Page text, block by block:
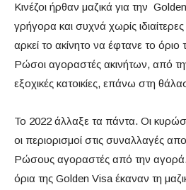
Κινέζοι ήρθαν μαζικά για την
γρήγορα και συχνά χωρίς
αρκεί το ακίνητο να έφτανε το
Ρώσοι αγοραστές ακινήτων, από
εξοχικές κατοικίες, επάνω στη
Το 2022 άλλαξε τα πάντα. Οι
οι περιορισμοί στις συναλλαγές
Ρώσους αγοραστές από την
όρια της Golden Visa έκαναν τη